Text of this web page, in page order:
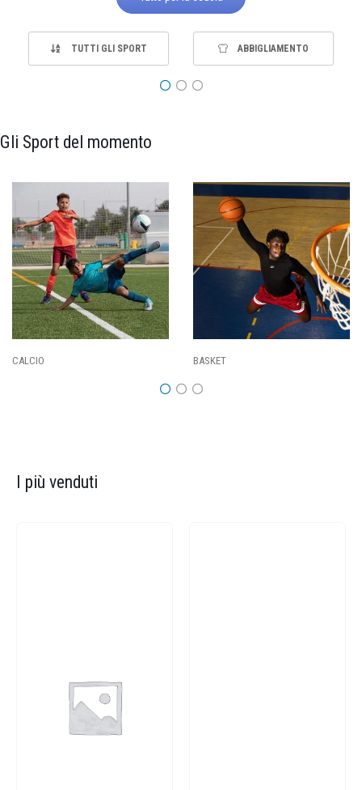
TUTTI GLI SPORT ABBIGLIAMENTO
Gli Sport del momento
PALLAVOLO RUGBY
I più venduti